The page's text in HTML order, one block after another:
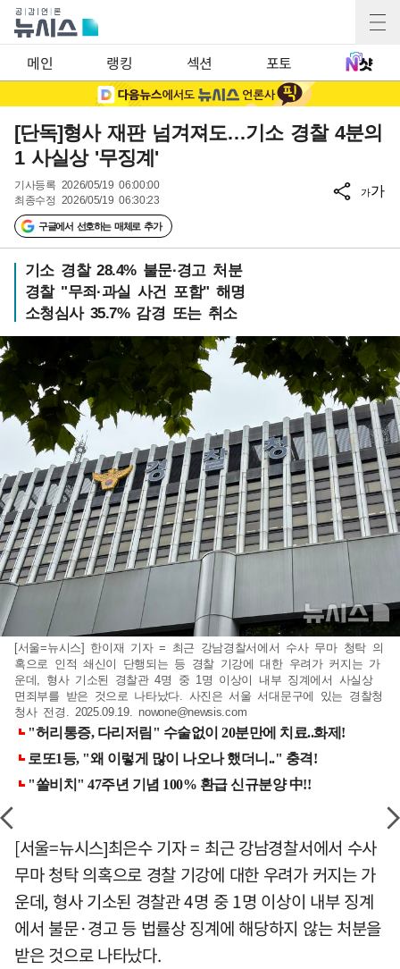
메인 랭킹 섹션 포토
[단독]형사 재판 넘겨져도…기소 경찰 4분의
1 사실상 '무징계'
기사등록 2026/05/19 06:00:00
최종수정 2026/05/19 06:30:23
구글에서 선호하는 매체로 추가
가가
기소 경찰 28.4% 불문·경고 처분
경찰 "무죄·과실 사건 포함" 해명
소청심사 35.7% 감경 또는 취소
[서울=뉴시스] 한이재 기자 = 최근 강남경찰서에서 수사 무마 청탁 의
혹으로 인적 쇄신이 단행되는 등 경찰 기강에 대한 우려가 커지는 가
운데, 형사 기소된 경찰관 4명 중 1명 이상이 내부 징계에서 사실상
면죄부를 받은 것으로 나타났다. 사진은 서울 서대문구에 있는 경찰청
청사 전경. 2025.09.19. nowone@newsis.com
[서울=뉴시스]최은수 기자 = 최근 강남경찰서에서 수사
무마 청탁 의혹으로 경찰 기강에 대한 우려가 커지는 가
운데, 형사 기소된 경찰관 4명 중 1명 이상이 내부 징계
에서 불문·경고 등 법률상 징계에 해당하지 않는 처분을
받은 것으로 나타났다.